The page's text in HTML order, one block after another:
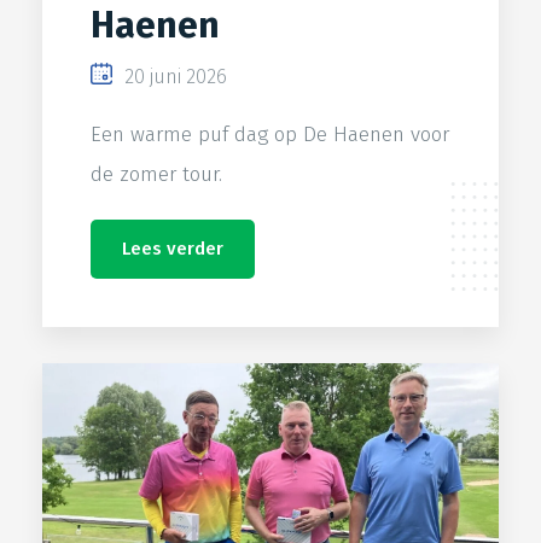
Haenen
20 juni 2026
Een warme puf dag op De Haenen voor
de zomer tour.
Lees verder